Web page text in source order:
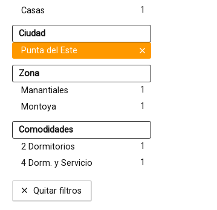
Casas
1
Ciudad
Punta del Este
Zona
Manantiales
1
Montoya
1
Comodidades
2 Dormitorios
1
4 Dorm. y Servicio
1
Quitar filtros